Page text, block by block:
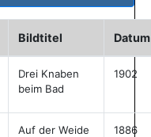
Bildtitel Datum
Drei Knaben
beim Bad
1902
Auf der Weide 1886